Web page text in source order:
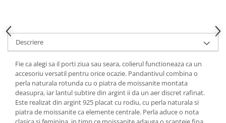
Descriere
Fie ca alegi sa il porti ziua sau seara, colierul functioneaza ca un
accesoriu versatil pentru orice ocazie. Pandantivul combina o
perla naturala rotunda cu o piatra de moissanite montata
deasupra, iar lantul subtire din argint ii da un aer discret rafinat.
Este realizat din argint 925 placat cu rodiu, cu perla naturala si
piatra de moissanite ca elemente centrale. Perla aduce o nota